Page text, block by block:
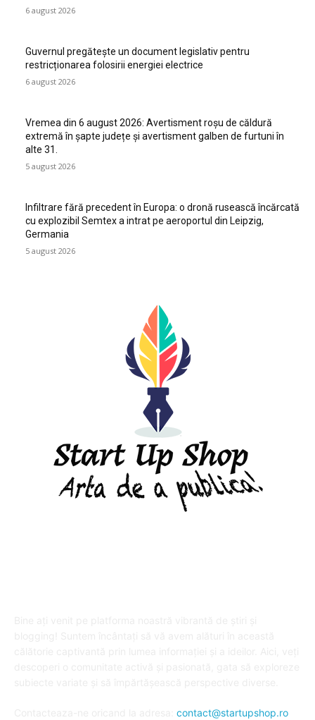
6 august 2026
Guvernul pregătește un document legislativ pentru
restricționarea folosirii energiei electrice
6 august 2026
Vremea din 6 august 2026: Avertisment roșu de căldură
extremă în șapte județe și avertisment galben de furtuni în
alte 31.
5 august 2026
Infiltrare fără precedent în Europa: o dronă rusească încărcată
cu explozibil Semtex a intrat pe aeroportul din Leipzig,
Germania
5 august 2026
contact@startupshop.ro